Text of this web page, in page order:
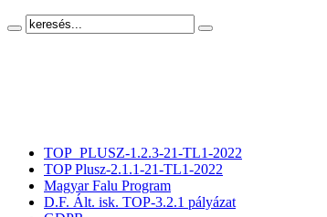
TOP_PLUSZ-1.2.3-21-TL1-2022
TOP Plusz-2.1.1-21-TL1-2022
Magyar Falu Program
D.F. Ált. isk. TOP-3.2.1 pályázat